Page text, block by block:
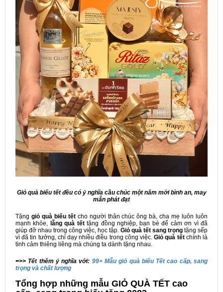
Giỏ quà biếu tết đều có ý nghĩa cầu chúc một năm mới bình an, may
mắn phát đạt
Tặng giỏ quà biếu tết cho người thân chúc ông bà, cha mẹ luôn luôn
mạnh khỏe, lẵng quà tếttặng đồng nghiệp, bạn bè để cảm ơn vì đã
giúp đỡ nhau trong công việc, học tập. Giỏ quà tết sang trọng tặng sếp
vì đã tin tưởng, chỉ dạy nhiều điều trong công việc.Giỏ quà tếtchính là
tình cảm thiêng liêng mà chúng ta dành tặng nhau.
=>> Tết thêm ý nghĩa với: 99+ Mẫu giỏ quà biếu Tết cao cấp, sang
trọng và chất lượng
Tổng hợp những mẫu GIỎ QUÀ TẾT cao